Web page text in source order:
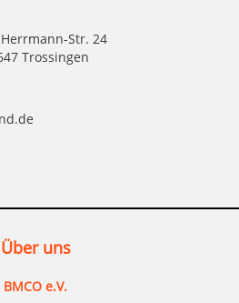
Str. 24
Trossingen
Über uns
BMCO e.V.